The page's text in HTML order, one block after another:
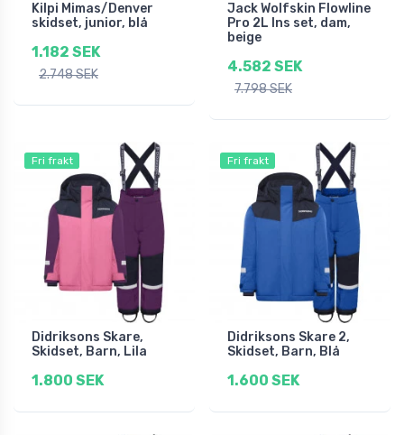
Kilpi Mimas/Denver
skidset, junior, blå
1.182 SEK
2.748 SEK
Jack Wolfskin Flowline
Pro 2L Ins set, dam,
beige
4.582 SEK
7.798 SEK
Fri frakt
Didriksons Skare,
Skidset, Barn, Lila
1.800 SEK
Fri frakt
Didriksons Skare 2,
Skidset, Barn, Blå
1.600 SEK